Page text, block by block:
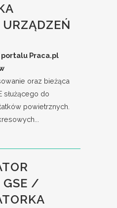
Praca.pl
oraz bieżąca
służącego do
powietrznych.
GSE /